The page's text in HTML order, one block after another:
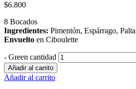
$6.800
8 Bocados
Ingredientes: Pimentón, Espárrago, Palta
Envuelto en Ciboulette
- Green cantidad
Añadir al carrito
Añadir al carrito